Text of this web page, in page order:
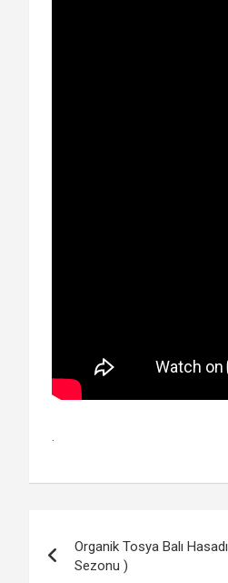
.
gezinmesi
Organik Tosya Balı
Sezonu )